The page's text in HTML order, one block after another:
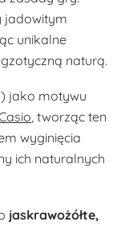
jadowitym
unikalne
naturą.
jako motywu
, tworząc ten
wyginięcia
ich naturalnych
jaskrawożółte,